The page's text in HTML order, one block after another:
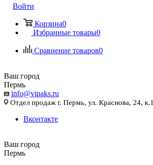
Войти
Корзина0
Избранные товары0
Сравнение товаров0
Ваш город
Пермь
info@vipaks.ru
Отдел продаж г. Пермь, ул. Краснова, 24, к.1
Вконтакте
Ваш город
Пермь